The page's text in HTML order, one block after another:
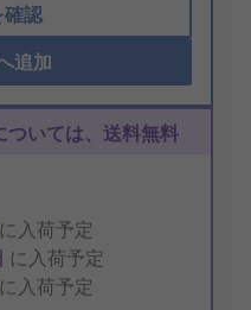
確認
追加
いては、送料無料
に入荷予定
に入荷予定
に入荷予定